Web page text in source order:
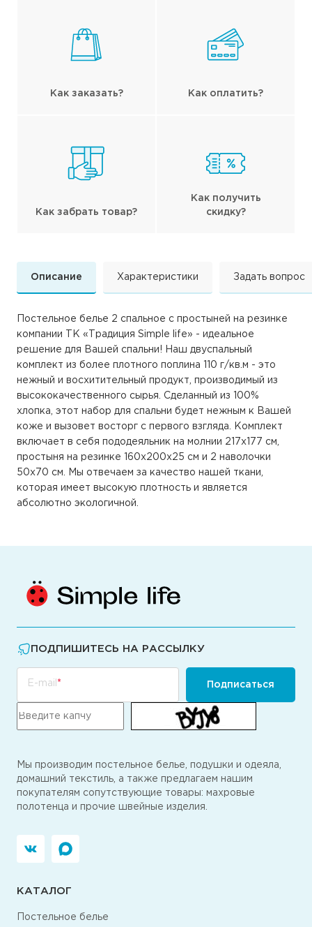
Как заказать? Как оплатить?
Как забрать товар?
Как получить
скидку?
Описание Характеристики Задать вопрос
Постельное белье 2 спальное с простыней на резинке
компании ТК «Традиция Simple life» - идеальное
решение для Вашей спальни! Наш двуспальный
комплект из более плотного поплина 110 г/кв.м - это
нежный и восхитительный продукт, производимый из
высококачественного сырья. Сделанный из 100%
хлопка, этот набор для спальни будет нежным к Вашей
коже и вызовет восторг с первого взгляда. Комплект
включает в себя пододеяльник на молнии 217х177 см,
простыня на резинке 160х200х25 см и 2 наволочки
50х70 см. Мы отвечаем за качество нашей ткани,
которая имеет высокую плотность и является
абсолютно экологичной.
ПОДПИШИТЕСЬ НА РАССЫЛКУ
E-mail Подписаться
Мы производим постельное белье, подушки и одеяла,
домашний текстиль, а также предлагаем нашим
покупателям сопутствующие товары: махровые
полотенца и прочие швейные изделия.
КАТАЛОГ
Постельное белье